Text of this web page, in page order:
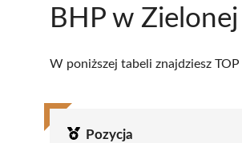
BHP w
W poniższej tabeli znajdziesz
Pozycja